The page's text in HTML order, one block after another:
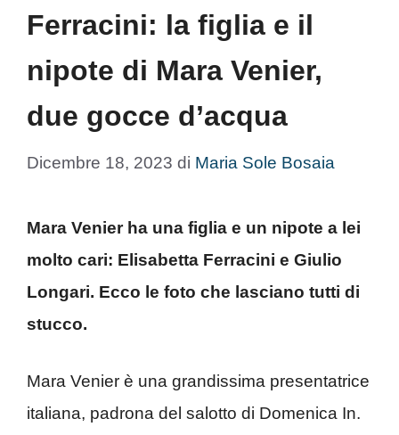
Ferracini: la figlia e il
nipote di Mara Venier,
due gocce d’acqua
Dicembre 18, 2023 di Maria Sole Bosaia
Mara Venier ha una figlia e un nipote a lei
molto cari: Elisabetta Ferracini e Giulio
Longari. Ecco le foto che lasciano tutti di
stucco.
Mara Venier è una grandissima presentatrice
italiana, padrona del salotto di Domenica In.